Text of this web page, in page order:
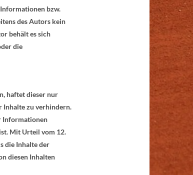
bzw.
des Autors kein
behält es sich
die
haftet dieser nur
Inhalte zu verhindern.
Informationen
Mit Urteil vom 12.
die Inhalte der
diesen Inhalten